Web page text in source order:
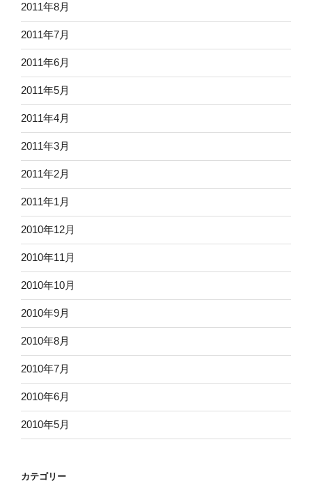
2011年8月
2011年7月
2011年6月
2011年5月
2011年4月
2011年3月
2011年2月
2011年1月
2010年12月
2010年11月
2010年10月
2010年9月
2010年8月
2010年7月
2010年6月
2010年5月
カテゴリー